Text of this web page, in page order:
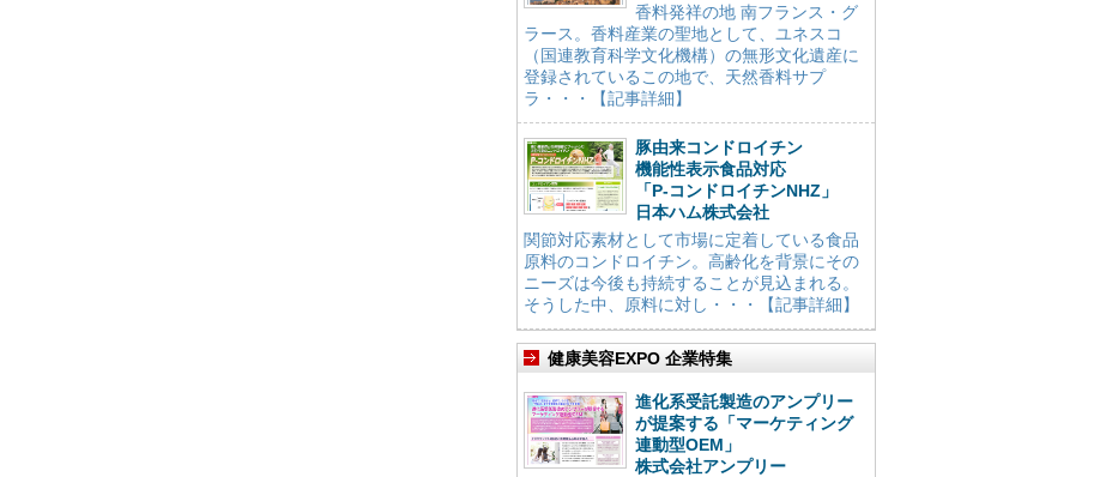
香料発祥の地 南フランス・グ
ラース。香料産業の聖地として、ユネスコ
（国連教育科学文化機構）の無形文化遺産に
登録されているこの地で、天然香料サプ
ラ・・・【記事詳細】
豚由来コンドロイチン
機能性表示食品対応
「P-コンドロイチンNHZ」
日本ハム株式会社
関節対応素材として市場に定着している食品
原料のコンドロイチン。高齢化を背景にその
ニーズは今後も持続することが見込まれる。
そうした中、原料に対し・・・【記事詳細】
健康美容EXPO 企業特集
進化系受託製造のアンプリー
が提案する「マーケティング
連動型OEM」
株式会社アンプリー